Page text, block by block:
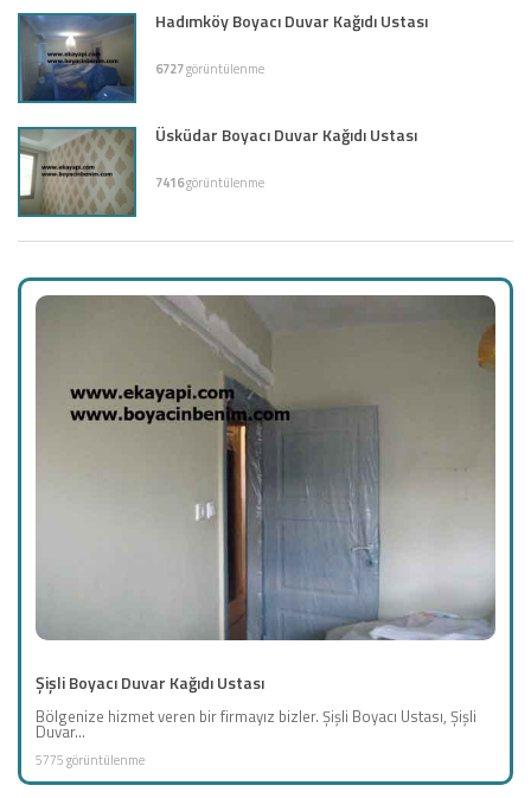
Hadımköy Boyacı Duvar Kağıdı Ustası
6727görüntülenme
Üsküdar Boyacı Duvar Kağıdı Ustası
7416görüntülenme
Şişli Boyacı Duvar Kağıdı Ustası
Bölgenize hizmet veren bir firmayız bizler. Şişli Boyacı Ustası, Şişli
Duvar...
5775 görüntülenme